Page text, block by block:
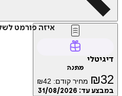
איזה פורמט
דיגיטלי
מתנה
₪32 מחיר קודם: ₪42
במבצע עד: 31/08/2026